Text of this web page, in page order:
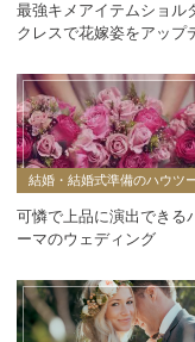
最強キメアイテムショル
クレスで花嫁姿をアップ
結婚・結婚式準備のハウツ
可憐で上品に演出できる
ーマのウェディング